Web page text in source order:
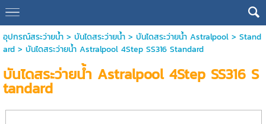
อุปกรณ์สระว่ายน้ำ> บันไดสระว่ายน้ำ> บันไดสระว่ายน้ำ Astralpool> Stand
ard> บันไดสระว่ายน้ำ Astralpool 4Step SS316 Standard
บันไดสระว่ายน้ำ Astralpool 4Step SS316 S
tandard